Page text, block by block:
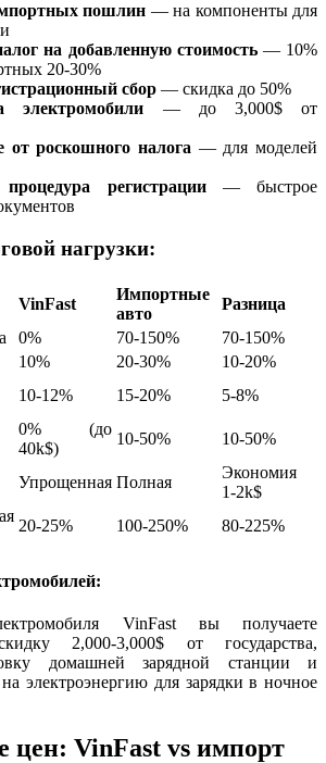
пошлин — на компоненты для
на добавленную стоимость— 10%
20-30%
сбор — скидка до 50%
электромобили — до 3,000$ от
от роскошного налога — для моделей
регистрации— быстрое
нагрузки:
VinFast
Импортные
авто
Разница
0% 70-150%
70-150%
10% 20-30%
10-20%
10-12% 15-20% 5-8%
0% (до
40k$)
10-50% 10-50%
Упрощенная Полная
Экономия
1-2k$
20-25% 100-250% 80-225%
VinFast вы получаете
2,000-3,000$ от государства,
домашней зарядной станции и
электроэнергию для зарядки в ночное
цен: VinFast vs импорт